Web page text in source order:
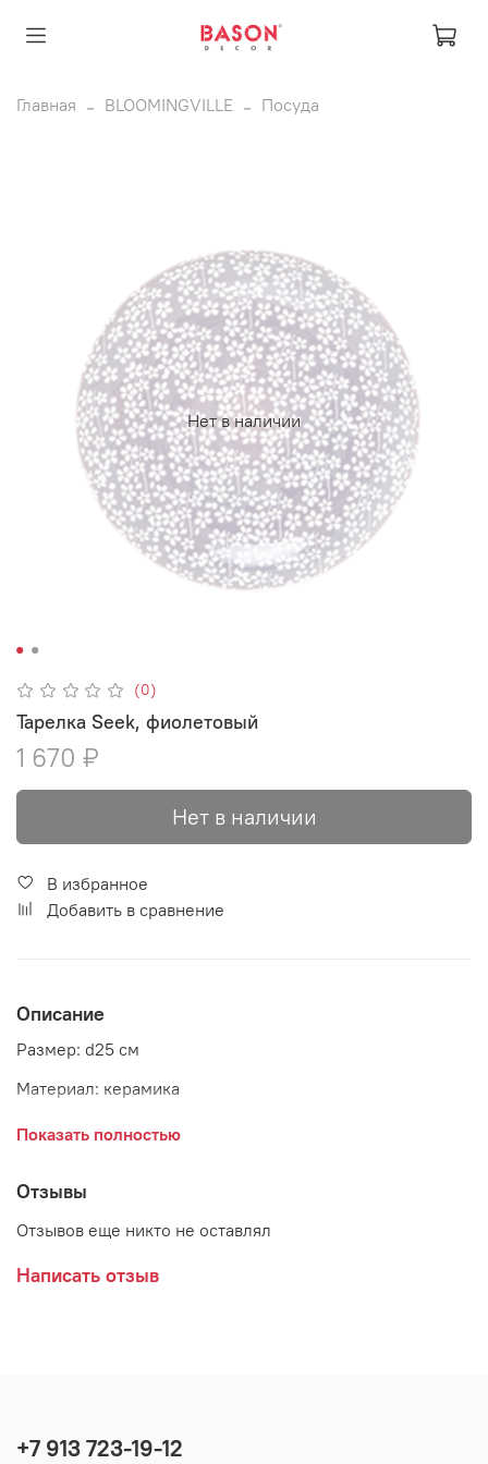
Главная BLOOMINGVILLE Посуда
Нет в наличии
(0)
Тарелка Seek, фиолетовый
1 670 ₽
Нет в наличии
В избранное
Добавить в сравнение
Описание
Размер: d25 см
Материал: керамика
Страна: Дания
Показать полностью
Отзывы
Отзывов еще никто не оставлял
Написать отзыв
+7 913 723-19-12